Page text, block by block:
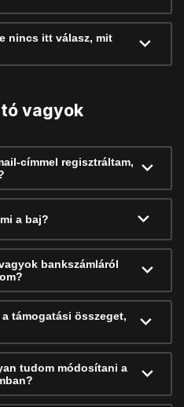
nincs itt válasz, mit
vagyok
címmel regisztráltam,
a baj?
bankszámláról
támogatási összeget,
tudom módosítani a